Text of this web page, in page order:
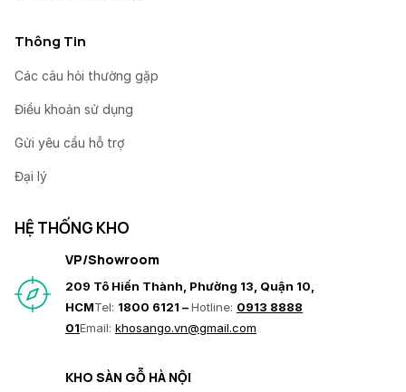
Thông Tin
Các câu hỏi thường gặp
Điều khoản sử dụng
Gửi yêu cầu hỗ trợ
Đại lý
HỆ THỐNG KHO
VP/Showroom
209 Tô Hiến Thành, Phường 13, Quận 10,
HCMTel: 1800 6121 –Hotline: 0913 8888
01Email: khosango.vn@gmail.com
KHO SÀN GỖ HÀ NỘI